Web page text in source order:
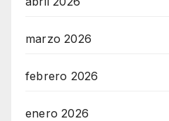
marzo 2026
febrero 2026
enero 2026